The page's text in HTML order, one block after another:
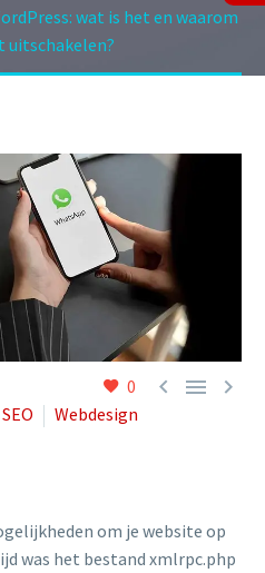
wat is het en waarom
uitschakelen?
0   
SEO
Webdesign
om je website op
was het bestand xmlrpc.php